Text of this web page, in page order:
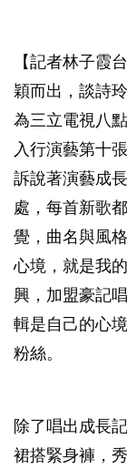
【記者林子霞
穎而出，談詩
為三立電視八
入行演藝第十
訴說著演藝成
處，每首新歌
覺，曲名與風
心境，就是我
興，加盟豪記
輯是自己的心
粉絲。
除了唱出成長
裙搭緊身褲，